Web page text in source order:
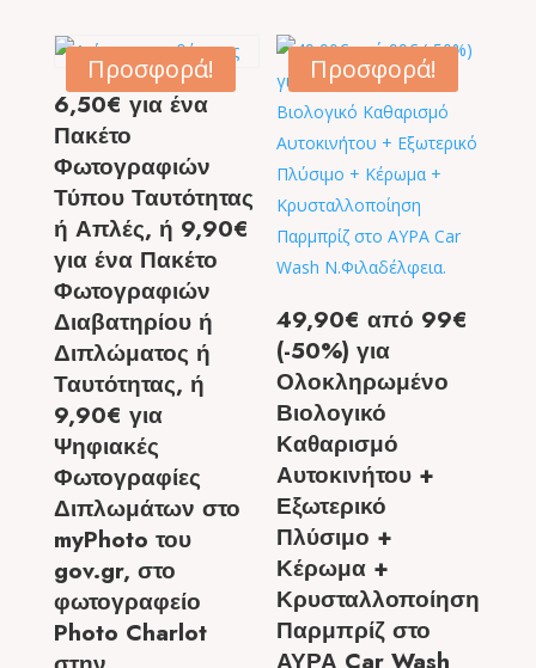
Προσφορά!
6,50€ για ένα
Πακέτο
Φωτογραφιών
Τύπου Ταυτότητας
ή Απλές, ή 9,90€
για ένα Πακέτο
Φωτογραφιών
Διαβατηρίου ή
Διπλώματος ή
Ταυτότητας, ή
9,90€ για
Ψηφιακές
Φωτογραφίες
Διπλωμάτων στο
myPhoto του
gov.gr, στο
φωτογραφείο
Photo Charlot
Προσφορά!
49,90€ από 99€
(-50%) για
Ολοκληρωμένο
Βιολογικό
Καθαρισμό
Αυτοκινήτου +
Εξωτερικό
Πλύσιμο +
Κέρωμα +
Κρυσταλλοποίηση
Παρμπρίζ στο